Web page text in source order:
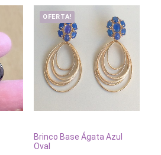
OFERTA!
ADICIONAR AO
Brinco Base Ágata Azul
Oval